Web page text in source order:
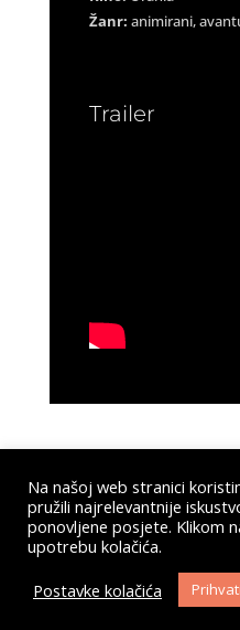
Žanr: animirani,
Trailer
Submit a
You must belogged in
Na našoj web stranici
pružili najrelevantnije
ponovljene posjete. Klikom
upotrebu kolačića.
Postavke kolačića
Prihvati